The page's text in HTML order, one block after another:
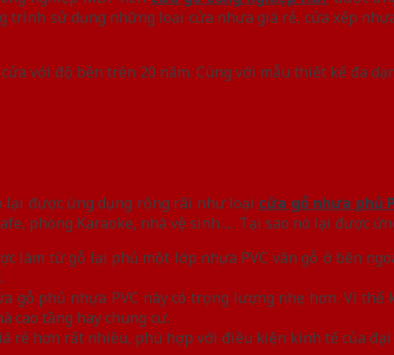
trình sử dụng những loại cửa nhựa giá rẻ, cửa xếp
với độ bền trên 20 năm. Cùng với mẫu thiết kế đa
lại được ứng dụng rộng rãi như loại cửa gỗ nhựa phủ
phòng Karaoke, nhà vệ sinh….. Tại sao nó lại được
làm từ gỗ lại phủ một lớp nhựa PVC vân gỗ ở bên
gỗ phủ nhựa PVC này có trọng lượng nhẹ hơn. Vì
cao tầng hay chung cư.
rẻ hơn rất nhiều, phù hợp với điều kiện kinh tế của